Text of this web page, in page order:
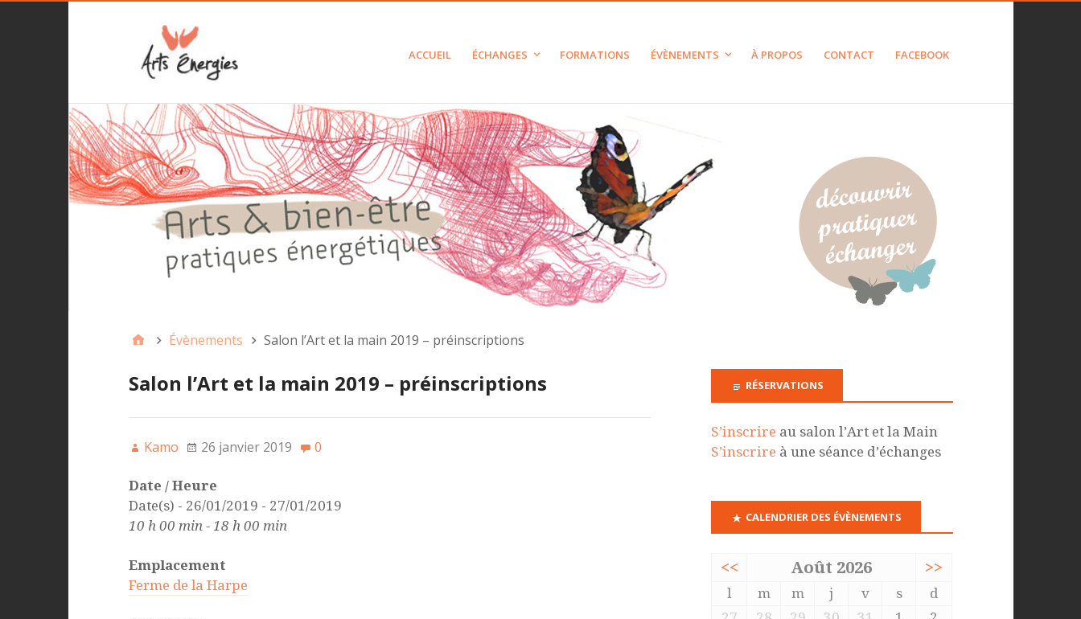
ACCUEIL ÉCHANGES FORMATIONS ÉVÈNEMENTS À PROPOS CONTACT FACEBOOK
Évènements Salon l’Art et la main 2019 – préinscriptions
Salon l’Art et la main 2019 – préinscriptions
Kamo 26 janvier 2019 0
Date / Heure
Date(s) - 26/01/2019 - 27/01/2019
10 h 00 min - 18 h 00 min
Emplacement
Ferme de la Harpe
RÉSERVATIONS
S’inscrire au salon l’Art et la Main
S’inscrire à une séance d’échanges
CALENDRIER DES ÉVÈNEMENTS
<< Août 2026 >>
l m m j v s
d